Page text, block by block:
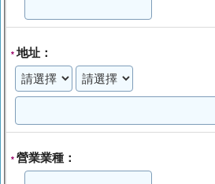
*地址：
* 營業業種：